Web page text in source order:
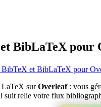
BibLaTeX pour
et BibLaTeX pour
LaTeX surOverleaf: vous
suit relie votre flux